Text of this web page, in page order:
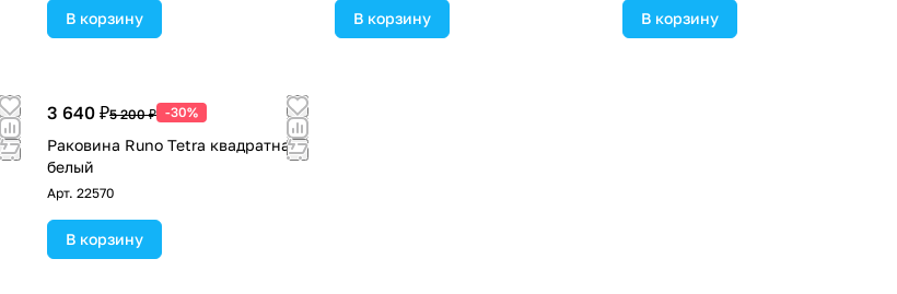
В корзину В корзину В корзину
3 640 ₽5 200 ₽ -30%
Раковина Runo Tetra квадратная,
белый
Арт. 22570
В корзину